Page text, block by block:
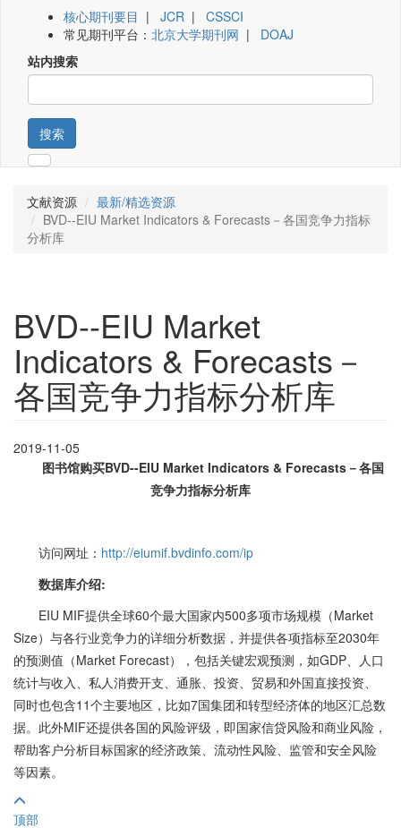
核心期刊要目 | JCR | CSSCI
常见期刊平台： 北京大学期刊网 | DOAJ
站内搜索
搜索
文献资源
最新/精选资源
BVD--EIU Market Indicators & Forecasts－各国竞争力指标
分析库
BVD--EIU Market
Indicators & Forecasts－
各国竞争力指标分析库
2019-11-05
图书馆购买BVD--EIU Market Indicators & Forecasts－各国
竞争力指标分析库
访问网址： http://eiumif.bvdinfo.com/ip
数据库介绍:
EIU MIF提供全球60个最大国家内500多项市场规模（Market
Size）与各行业竞争力的详细分析数据，并提供各项指标至2030年
的预测值（Market Forecast），包括关键宏观预测，如GDP、人口
统计与收入、私人消费开支、通胀、投资、贸易和外国直接投资、
同时也包含11个主要地区，比如7国集团和转型经济体的地区汇总数
据。此外MIF还提供各国的风险评级，即国家信贷风险和商业风险，
帮助客户分析目标国家的经济政策、流动性风险、监管和安全风险
等因素。
顶部